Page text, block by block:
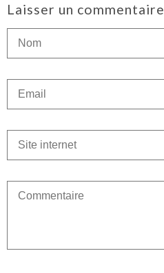
Laisser un commentaire